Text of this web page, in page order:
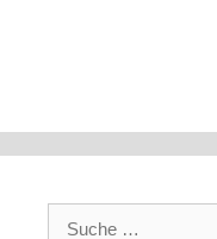
Suche